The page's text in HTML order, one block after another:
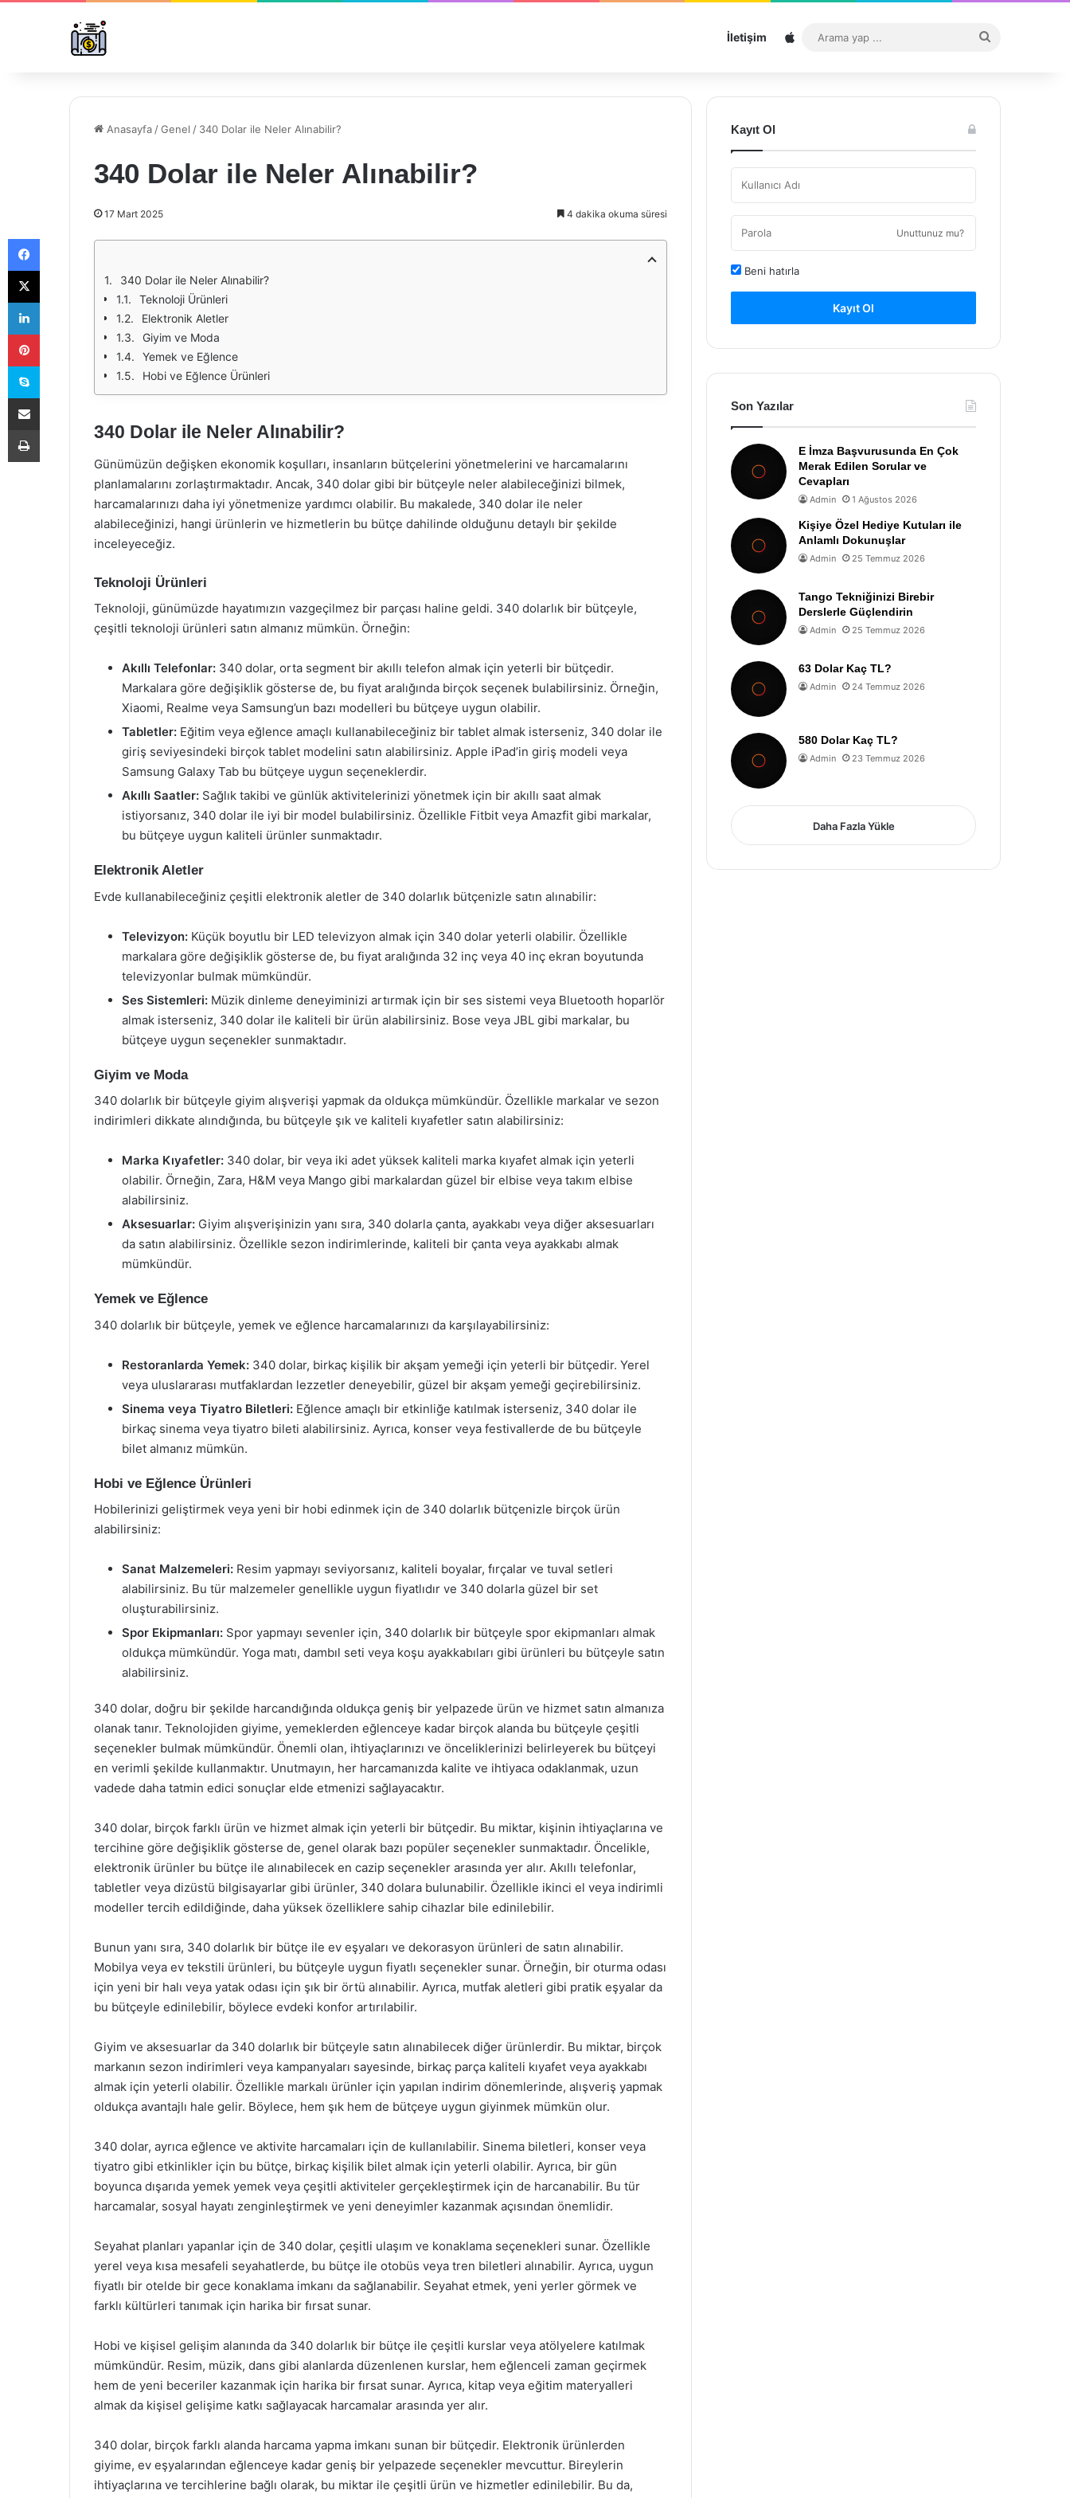
İletişim Sitemap
...
Anasayfa /Genel / 340 Dolar ile Neler Alınabilir?
340 Dolar ile Neler Alınabilir?
17 Mart 2025 4 dakika okuma süresi
340 Dolar ile Neler Alınabilir?
Teknoloji Ürünleri
Elektronik Aletler
Giyim ve Moda
Yemek ve Eğlence
Hobi ve Eğlence Ürünleri
340 Dolar ile Neler Alınabilir?
Günümüzün değişken ekonomik koşulları, insanların bütçelerini yönetmelerini ve harcamalarını
planlamalarını zorlaştırmaktadır. Ancak, 340 dolar gibi bir bütçeyle neler alabileceğinizi bilmek,
harcamalarınızı daha iyi yönetmenize yardımcı olabilir. Bu makalede, 340 dolar ile neler
alabileceğinizi, hangi ürünlerin ve hizmetlerin bu bütçe dahilinde olduğunu detaylı bir şekilde
inceleyeceğiz.
Teknoloji Ürünleri
Teknoloji, günümüzde hayatımızın vazgeçilmez bir parçası haline geldi. 340 dolarlık bir bütçeyle,
çeşitli teknoloji ürünleri satın almanız mümkün. Örneğin:
Akıllı Telefonlar: 340 dolar, orta segment bir akıllı telefon almak için yeterli bir bütçedir.
Markalara göre değişiklik gösterse de, bu fiyat aralığında birçok seçenek bulabilirsiniz. Örneğin,
Xiaomi, Realme veya Samsung’un bazı modelleri bu bütçeye uygun olabilir.
Tabletler: Eğitim veya eğlence amaçlı kullanabileceğiniz bir tablet almak isterseniz, 340 dolar ile
giriş seviyesindeki birçok tablet modelini satın alabilirsiniz. Apple iPad’in giriş modeli veya
Samsung Galaxy Tab bu bütçeye uygun seçeneklerdir.
Akıllı Saatler: Sağlık takibi ve günlük aktivitelerinizi yönetmek için bir akıllı saat almak
istiyorsanız, 340 dolar ile iyi bir model bulabilirsiniz. Özellikle Fitbit veya Amazfit gibi markalar,
bu bütçeye uygun kaliteli ürünler sunmaktadır.
Elektronik Aletler
Evde kullanabileceğiniz çeşitli elektronik aletler de 340 dolarlık bütçenizle satın alınabilir:
Televizyon: Küçük boyutlu bir LED televizyon almak için 340 dolar yeterli olabilir. Özellikle
markalara göre değişiklik gösterse de, bu fiyat aralığında 32 inç veya 40 inç ekran boyutunda
televizyonlar bulmak mümkündür.
Ses Sistemleri: Müzik dinleme deneyiminizi artırmak için bir ses sistemi veya Bluetooth hoparlör
almak isterseniz, 340 dolar ile kaliteli bir ürün alabilirsiniz. Bose veya JBL gibi markalar, bu
bütçeye uygun seçenekler sunmaktadır.
Giyim ve Moda
340 dolarlık bir bütçeyle giyim alışverişi yapmak da oldukça mümkündür. Özellikle markalar ve sezon
indirimleri dikkate alındığında, bu bütçeyle şık ve kaliteli kıyafetler satın alabilirsiniz:
Marka Kıyafetler: 340 dolar, bir veya iki adet yüksek kaliteli marka kıyafet almak için yeterli
olabilir. Örneğin, Zara, H&M veya Mango gibi markalardan güzel bir elbise veya takım elbise
alabilirsiniz.
Aksesuarlar: Giyim alışverişinizin yanı sıra, 340 dolarla çanta, ayakkabı veya diğer aksesuarları
da satın alabilirsiniz. Özellikle sezon indirimlerinde, kaliteli bir çanta veya ayakkabı almak
mümkündür.
Yemek ve Eğlence
340 dolarlık bir bütçeyle, yemek ve eğlence harcamalarınızı da karşılayabilirsiniz:
Restoranlarda Yemek: 340 dolar, birkaç kişilik bir akşam yemeği için yeterli bir bütçedir. Yerel
veya uluslararası mutfaklardan lezzetler deneyebilir, güzel bir akşam yemeği geçirebilirsiniz.
Sinema veya Tiyatro Biletleri: Eğlence amaçlı bir etkinliğe katılmak isterseniz, 340 dolar ile
birkaç sinema veya tiyatro bileti alabilirsiniz. Ayrıca, konser veya festivallerde de bu bütçeyle
bilet almanız mümkün.
Hobi ve Eğlence Ürünleri
Hobilerinizi geliştirmek veya yeni bir hobi edinmek için de 340 dolarlık bütçenizle birçok ürün
alabilirsiniz:
Sanat Malzemeleri: Resim yapmayı seviyorsanız, kaliteli boyalar, fırçalar ve tuval setleri
alabilirsiniz. Bu tür malzemeler genellikle uygun fiyatlıdır ve 340 dolarla güzel bir set
oluşturabilirsiniz.
Spor Ekipmanları: Spor yapmayı sevenler için, 340 dolarlık bir bütçeyle spor ekipmanları almak
oldukça mümkündür. Yoga matı, dambıl seti veya koşu ayakkabıları gibi ürünleri bu bütçeyle satın
alabilirsiniz.
340 dolar, doğru bir şekilde harcandığında oldukça geniş bir yelpazede ürün ve hizmet satın almanıza
olanak tanır. Teknolojiden giyime, yemeklerden eğlenceye kadar birçok alanda bu bütçeyle çeşitli
seçenekler bulmak mümkündür. Önemli olan, ihtiyaçlarınızı ve önceliklerinizi belirleyerek bu bütçeyi
en verimli şekilde kullanmaktır. Unutmayın, her harcamanızda kalite ve ihtiyaca odaklanmak, uzun
vadede daha tatmin edici sonuçlar elde etmenizi sağlayacaktır.
340 dolar, birçok farklı ürün ve hizmet almak için yeterli bir bütçedir. Bu miktar, kişinin ihtiyaçlarına ve
tercihine göre değişiklik gösterse de, genel olarak bazı popüler seçenekler sunmaktadır. Öncelikle,
elektronik ürünler bu bütçe ile alınabilecek en cazip seçenekler arasında yer alır. Akıllı telefonlar,
tabletler veya dizüstü bilgisayarlar gibi ürünler, 340 dolara bulunabilir. Özellikle ikinci el veya indirimli
modeller tercih edildiğinde, daha yüksek özelliklere sahip cihazlar bile edinilebilir.
Bunun yanı sıra, 340 dolarlık bir bütçe ile ev eşyaları ve dekorasyon ürünleri de satın alınabilir.
Mobilya veya ev tekstili ürünleri, bu bütçeyle uygun fiyatlı seçenekler sunar. Örneğin, bir oturma odası
için yeni bir halı veya yatak odası için şık bir örtü alınabilir. Ayrıca, mutfak aletleri gibi pratik eşyalar da
bu bütçeyle edinilebilir, böylece evdeki konfor artırılabilir.
Giyim ve aksesuarlar da 340 dolarlık bir bütçeyle satın alınabilecek diğer ürünlerdir. Bu miktar, birçok
markanın sezon indirimleri veya kampanyaları sayesinde, birkaç parça kaliteli kıyafet veya ayakkabı
almak için yeterli olabilir. Özellikle markalı ürünler için yapılan indirim dönemlerinde, alışveriş yapmak
oldukça avantajlı hale gelir. Böylece, hem şık hem de bütçeye uygun giyinmek mümkün olur.
340 dolar, ayrıca eğlence ve aktivite harcamaları için de kullanılabilir. Sinema biletleri, konser veya
tiyatro gibi etkinlikler için bu bütçe, birkaç kişilik bilet almak için yeterli olabilir. Ayrıca, bir gün
boyunca dışarıda yemek yemek veya çeşitli aktiviteler gerçekleştirmek için de harcanabilir. Bu tür
harcamalar, sosyal hayatı zenginleştirmek ve yeni deneyimler kazanmak açısından önemlidir.
Seyahat planları yapanlar için de 340 dolar, çeşitli ulaşım ve konaklama seçenekleri sunar. Özellikle
yerel veya kısa mesafeli seyahatlerde, bu bütçe ile otobüs veya tren biletleri alınabilir. Ayrıca, uygun
fiyatlı bir otelde bir gece konaklama imkanı da sağlanabilir. Seyahat etmek, yeni yerler görmek ve
farklı kültürleri tanımak için harika bir fırsat sunar.
Hobi ve kişisel gelişim alanında da 340 dolarlık bir bütçe ile çeşitli kurslar veya atölyelere katılmak
mümkündür. Resim, müzik, dans gibi alanlarda düzenlenen kurslar, hem eğlenceli zaman geçirmek
hem de yeni beceriler kazanmak için harika bir fırsat sunar. Ayrıca, kitap veya eğitim materyalleri
almak da kişisel gelişime katkı sağlayacak harcamalar arasında yer alır.
340 dolar, birçok farklı alanda harcama yapma imkanı sunan bir bütçedir. Elektronik ürünlerden
giyime, ev eşyalarından eğlenceye kadar geniş bir yelpazede seçenekler mevcuttur. Bireylerin
ihtiyaçlarına ve tercihlerine bağlı olarak, bu miktar ile çeşitli ürün ve hizmetler edinilebilir. Bu da,
Kayıt Ol
Unuttunuz mu?
Beni hatırla
Kayıt Ol
Son Yazılar
E İmza Başvurusunda En Çok
Merak Edilen Sorular ve
Cevapları
Admin 1 Ağustos 2026
Kişiye Özel Hediye Kutuları ile
Anlamlı Dokunuşlar
Admin 25 Temmuz 2026
Tango Tekniğinizi Birebir
Derslerle Güçlendirin
Admin 25 Temmuz 2026
63 Dolar Kaç TL?
Admin 24 Temmuz 2026
580 Dolar Kaç TL?
Admin 23 Temmuz 2026
Daha Fazla Yükle
Facebook
X
LinkedIn
Pinterest
Skype
E-Posta ile paylaş